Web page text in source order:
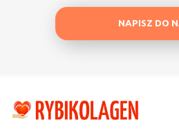
NAPISZ DO